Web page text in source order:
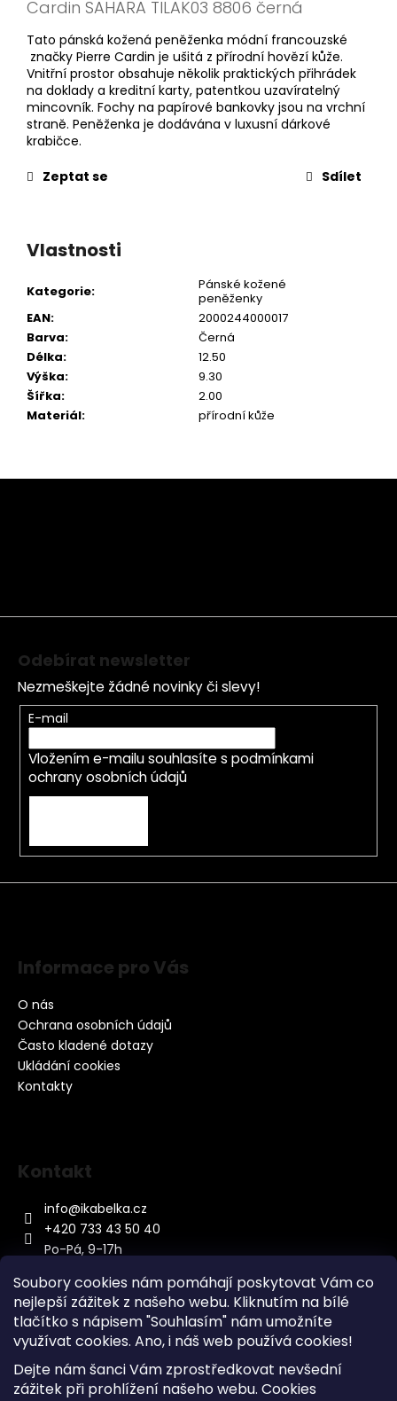
Soubory cookies nám pomáhají poskytovat Vám co
nejlepší zážitek z našeho webu. Kliknutím na bílé
tlačítko s nápisem "Souhlasím" nám umožníte
využívat cookies. Ano, i náš web používá cookies!
Dejte nám šanci Vám zprostředkovat nevšední
zážitek při prohlížení našeho webu. Cookies
Cardin SAHARA TILAK03 8806 černá
Tato pánská kožená peněženka módní francouzské
značky Pierre Cardin je ušitá z přírodní hovězí kůže.
Vnitřní prostor obsahuje několik praktických přihrádek
na doklady a kreditní karty, patentkou uzavíratelný
mincovník. Fochy na papírové bankovky jsou na vrchní
straně. Peněženka je dodávána v luxusní dárkové
krabičce.
Zeptat se
Sdílet
Vlastnosti
Kategorie:
Pánské kožené
peněženky
EAN:
2000244000017
Barva:
Černá
Délka:
12.50
Výška:
9.30
Šířka:
2.00
Materiál: přírodní kůže
Z
Odebírat newsletter
Nezmeškejte žádné novinky či slevy!
E-mail
Vložením e-mailu souhlasíte s podmínkami
ochrany osobních údajů
Informace pro Vás
O nás
Ochrana osobních údajů
Často kladené dotazy
Ukládání cookies
Kontakty
Kontakt
info@ikabelka.cz
+420 733 43 50 40
Po-Pá, 9-17h
Kontakt
Sitemap